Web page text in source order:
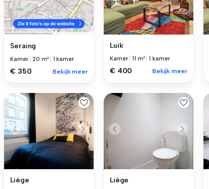
Seraing
Kamer 20 m² 1 kamer
€ 350 Bekijk meer
Luik
Kamer |11 m² |1 kamer
€ 400 Bekijk meer
Liège Liège